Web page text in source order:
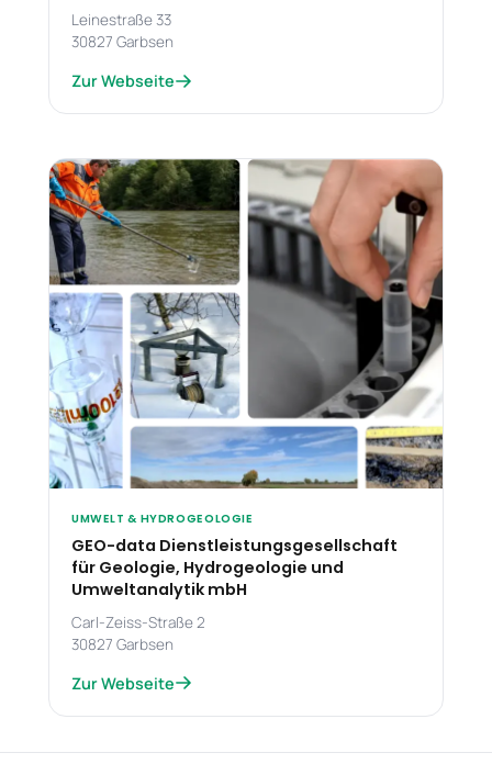
Leinestraße 33
30827 Garbsen
Zur Webseite
UMWELT & HYDROGEOLOGIE
GEO-data Dienstleistungsgesellschaft
für Geologie, Hydrogeologie und
Umweltanalytik mbH
Carl-Zeiss-Straße 2
30827 Garbsen
Zur Webseite